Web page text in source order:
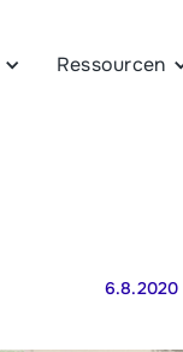
Ressourcen
6.8.2020